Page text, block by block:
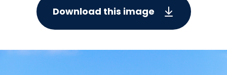
Download this image